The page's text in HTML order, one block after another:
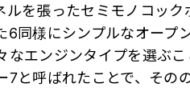
を張ったセミモノコッ
同様にシンプルなオープ
なエンジンタイプを選ぶ
と呼ばれたことで、その